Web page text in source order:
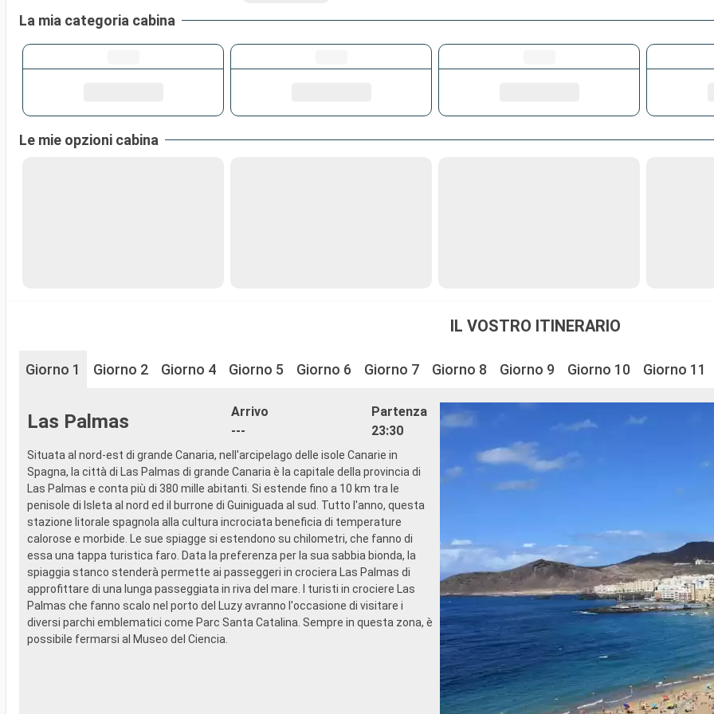
La mia categoria cabina
Le mie opzioni cabina
IL VOSTRO ITINERARIO
Giorno 1 Giorno 2 Giorno 4 Giorno 5 Giorno 6 Giorno 7 Giorno 8 Giorno 9 Giorno 10 Giorno 11
Las Palmas
Arrivo
---
Partenza
23:30
Situata al nord-est di grande Canaria, nell'arcipelago delle isole Canarie in
Spagna, la città di Las Palmas di grande Canaria è la capitale della provincia di
Las Palmas e conta più di 380 mille abitanti. Si estende fino a 10 km tra le
penisole di Isleta al nord ed il burrone di Guiniguada al sud. Tutto l'anno, questa
stazione litorale spagnola alla cultura incrociata beneficia di temperature
calorose e morbide. Le sue spiagge si estendono su chilometri, che fanno di
essa una tappa turistica faro. Data la preferenza per la sua sabbia bionda, la
spiaggia stanco stenderà permette ai passeggeri in crociera Las Palmas di
approfittare di una lunga passeggiata in riva del mare. I turisti in crociere Las
Palmas che fanno scalo nel porto del Luzy avranno l'occasione di visitare i
diversi parchi emblematici come Parc Santa Catalina. Sempre in questa zona, è
possibile fermarsi al Museo del Ciencia.